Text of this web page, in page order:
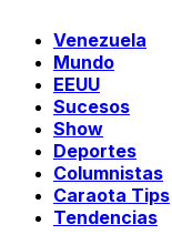
Venezuela
Mundo
EEUU
Sucesos
Show
Deportes
Columnistas
Caraota Tips
Tendencias